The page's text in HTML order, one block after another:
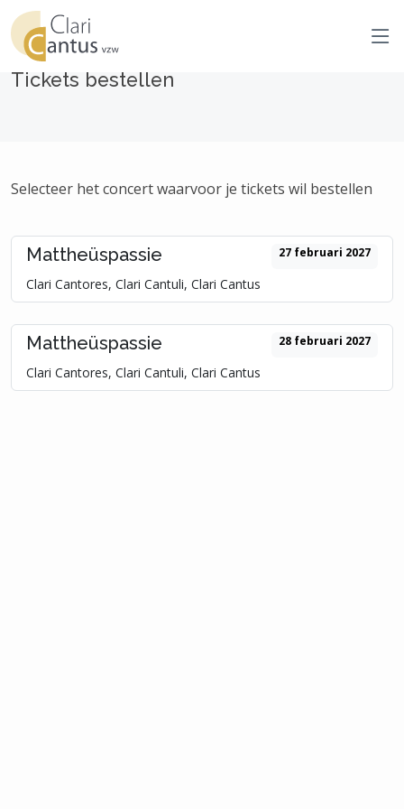
Tickets bestellen
Selecteer het concert waarvoor je tickets wil bestellen
Mattheüspassie 27 februari 2027
Clari Cantores, Clari Cantuli, Clari Cantus
Mattheüspassie 28 februari 2027
Clari Cantores, Clari Cantuli, Clari Cantus